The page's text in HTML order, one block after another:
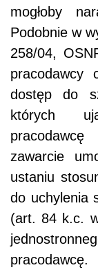
mogłoby
Podobnie w
258/04,
pracodawcy
dostęp do
których
zawarcie
ustaniu
do uchylenia
(art. 84 k.c.
pracodawcę.